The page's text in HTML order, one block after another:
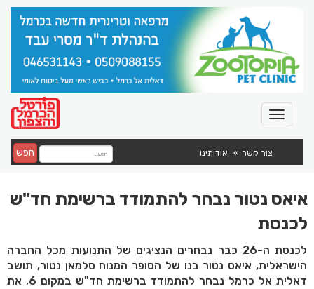
צור קשר אודותינו חפש
איאס נטור נבחר להתמודד ברשימת חד"ש
לכנסת
לכנסת ה-26 כבר נבחרים הנציגים של התנועות מכל החברה
הישראלית, איאס נטור בנו של הסופר המנוח סלמאן נטור, תושב
דאלית אל כרמל נבחר להתמודד ברשימת חד"ש במקום 6, את